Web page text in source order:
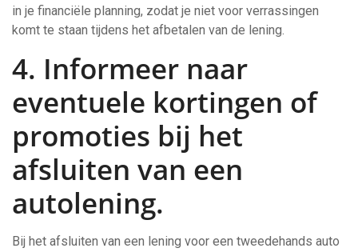
in je financiële planning, zodat je niet voor verrassingen
komt te staan tijdens het afbetalen van de lening.
4. Informeer naar
eventuele kortingen of
promoties bij het
afsluiten van een
autolening.
Bij het afsluiten van een lening voor een tweedehands auto